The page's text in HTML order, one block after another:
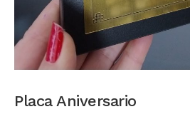
Placa Aniversario